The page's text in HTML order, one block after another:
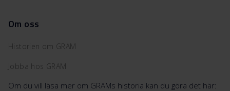
Om oss
Historien om GRAM
Jobba hos GRAM
Om du vill läsa mer om GRAMs historia kan du göra det här: